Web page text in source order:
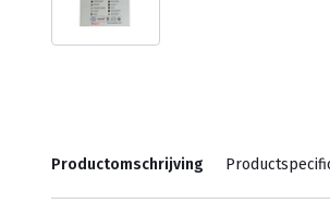
Productomschrijving